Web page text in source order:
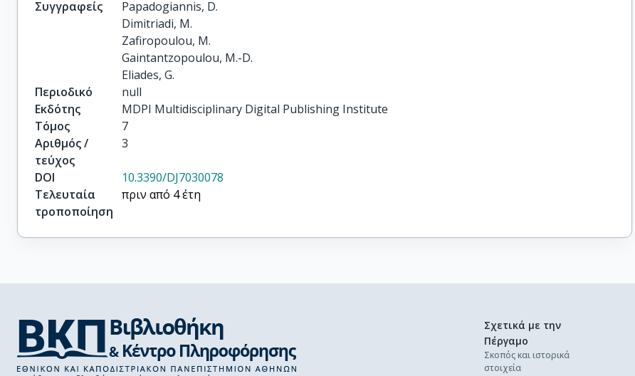
Συγγραφείς
Papadogiannis, D.
Dimitriadi, M.
Zafiropoulou, M.
Gaintantzopoulou, M.-D.
Eliades, G.
Περιοδικό
null
Εκδότης
MDPI Multidisciplinary Digital Publishing Institute
Τόμος
7
Αριθμός /
τεύχος
3
DOI
10.3390/DJ7030078
Τελευταία
τροποποίηση
πριν από 4 έτη
Σχετικά με την
Πέργαμο
Σκοπός και ιστορικά
στοιχεία